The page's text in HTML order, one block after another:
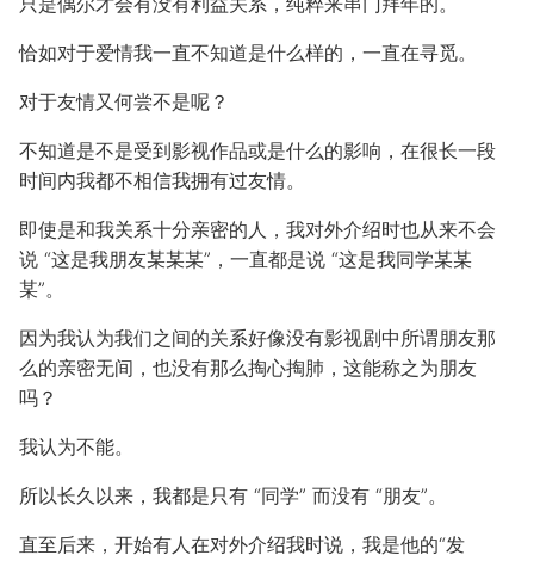
恰如对于爱情我一直不知道是什么样的，一直在寻觅。
对于友情又何尝不是呢？
不知道是不是受到影视作品或是什么的影响，在很长一段
时间内我都不相信我拥有过友情。
即使是和我关系十分亲密的人，我对外介绍时也从来不会
说 “这是我朋友某某某”，一直都是说 “这是我同学某某
某”。
因为我认为我们之间的关系好像没有影视剧中所谓朋友那
么的亲密无间，也没有那么掏心掏肺，这能称之为朋友
吗？
我认为不能。
所以长久以来，我都是只有 “同学” 而没有 “朋友”。
直至后来，开始有人在对外介绍我时说，我是他的“发